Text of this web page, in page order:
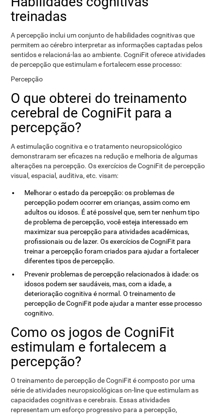
treinadas
A percepção inclui um conjunto de habilidades cognitivas que
permitem ao cérebro interpretar as informações captadas pelos
sentidos e relacioná-las ao ambiente. CogniFit oferece atividades
de percepção que estimulam e fortalecem esse processo:
Percepção
O que obterei do treinamento
cerebral de CogniFit para a
percepção?
A estimulação cognitiva e o tratamento neuropsicológico
demonstraram ser eficazes na redução e melhoria de algumas
alterações na percepção. Os exercícios de CogniFit de percepção
visual, espacial, auditiva, etc. visam:
Melhorar o estado da percepção: os problemas de
percepção podem ocorrer em crianças, assim como em
adultos ou idosos. É até possível que, sem ter nenhum tipo
de problema de percepção, você esteja interessado ​​em
maximizar sua percepção para atividades acadêmicas,
profissionais ou de lazer. Os exercícios de CogniFit para
treinar a percepção foram criados para ajudar a fortalecer
diferentes tipos de percepção.
Prevenir problemas de percepção relacionados à idade: os
idosos podem ser saudáveis, mas, com a idade, a
deterioração cognitiva é normal. O treinamento de
percepção de CogniFit pode ajudar a manter esse processo
cognitivo.
Como os jogos de CogniFit
estimulam e fortalecem a
percepção?
O treinamento de percepção de CogniFit é composto por uma
série de atividades neuropsicológicas on-line que estimulam as
capacidades cognitivas e cerebrais. Essas atividades
representam um esforço progressivo para a percepção,